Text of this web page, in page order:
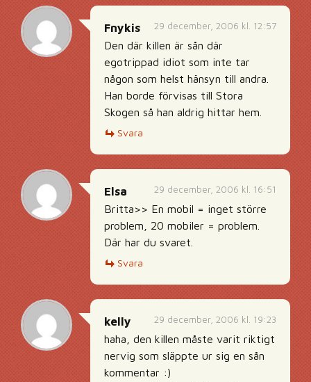
29 december, 2006 kl. 12:57
Fnykis
Den där killen är sån där
egotrippad idiot som inte tar
någon som helst hänsyn till andra.
Han borde förvisas till Stora
Skogen så han aldrig hittar hem.
Svara
29 december, 2006 kl. 16:51
Elsa
Britta>> En mobil = inget större
problem, 20 mobiler = problem.
Där har du svaret.
Svara
29 december, 2006 kl. 19:23
kelly
haha, den killen måste varit riktigt
nervig som släppte ur sig en sån
kommentar :)